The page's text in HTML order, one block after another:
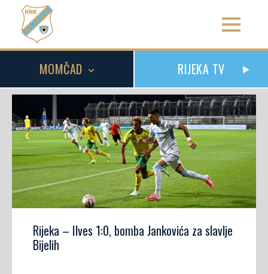
MOMČAD RIJEKA TV
Rijeka – Ilves 1:0, bomba Jankovića za slavlje
Bijelih